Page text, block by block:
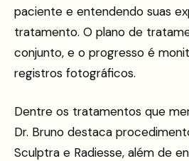
paciente e entendendo suas
tratamento. O plano de
conjunto, e o progresso é
registros fotográficos.
Dentre os tratamentos que
Dr. Bruno destaca
Sculptra e Radiesse, além de